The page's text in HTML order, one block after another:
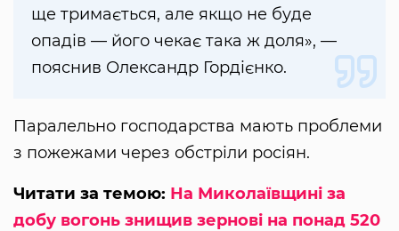
ще тримається, але якщо не буде
опадів — його чекає така ж доля», —
пояснив Олександр Гордієнко.
Паралельно господарства мають проблеми
з пожежами через обстріли росіян.
Читати за темою: На Миколаївщині за
добу вогонь знищив зернові на понад 520